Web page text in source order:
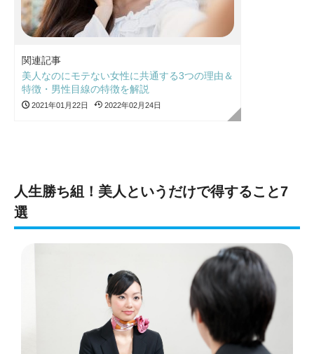
関連記事
美人なのにモテない女性に共通する3つの理由＆
特徴・男性目線の特徴を解説
2021年01月22日 2022年02月24日
人生勝ち組！美人というだけで得すること7
選